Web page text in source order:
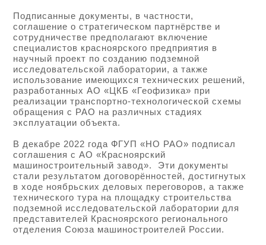
Подписанные документы, в частности,
соглашение о стратегическом партнёрстве и
сотрудничестве предполагают включение
специалистов красноярского предприятия в
научный проект по созданию подземной
исследовательской лаборатории, а также
использование имеющихся технических решений,
разработанных АО «ЦКБ «Геофизика» при
реализации транспортно-технологической схемы
обращения с РАО на различных стадиях
эксплуатации объекта.
В декабре 2022 года ФГУП «НО РАО» подписал
соглашения с АО «Красноярский
машиностроительный завод». Эти документы
стали результатом договорённостей, достигнутых
в ходе ноябрьских деловых переговоров, а также
технического тура на площадку строительства
подземной исследовательской лаборатории для
представителей Красноярского регионального
отделения Союза машиностроителей России.